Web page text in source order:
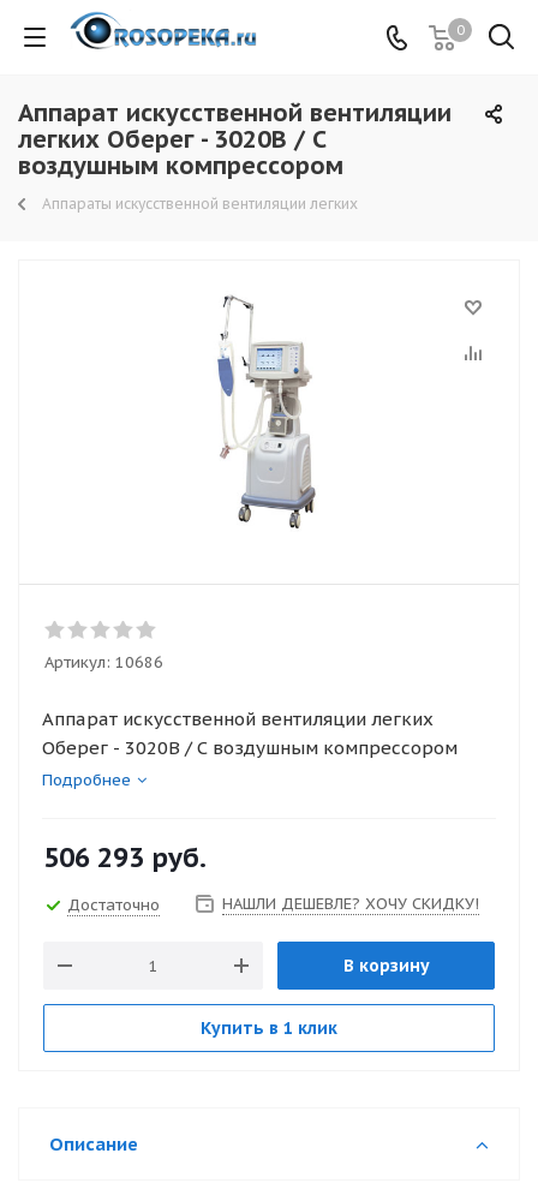
0
Аппарат искусственной вентиляции
легких Оберег - 3020B / С
воздушным компрессором
Аппараты искусственной вентиляции легких
Артикул: 10686
Аппарат искусственной вентиляции легких
Оберег - 3020B / С воздушным компрессором
Подробнее
506 293 руб.
Достаточно НАШЛИ ДЕШЕВЛЕ? ХОЧУ СКИДКУ!
В корзину
Купить в 1 клик
Описание